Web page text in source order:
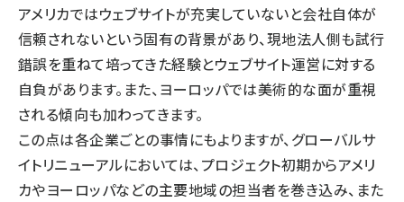
アメリカではウェブサイトが充実していないと会社自体が
信頼されないという固有の背景があり、現地法人側も試行
錯誤を重ねて培ってきた経験とウェブサイト運営に対する
自負があります。また、ヨーロッパでは美術的な面が重視
される傾向も加わってきます。
この点は各企業ごとの事情にもよりますが、グローバルサ
イトリニューアルにおいては、プロジェクト初期からアメリ
カやヨーロッパなどの主要地域の担当者を巻き込み、また